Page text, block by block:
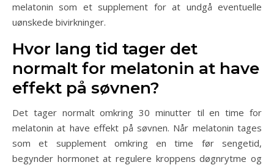
melatonin som et supplement for at undgå eventuelle
uønskede bivirkninger.
Hvor lang tid tager det
normalt for melatonin at have
effekt på søvnen?
Det tager normalt omkring 30 minutter til en time for
melatonin at have effekt på søvnen. Når melatonin tages
som et supplement omkring en time før sengetid,
begynder hormonet at regulere kroppens døgnrytme og